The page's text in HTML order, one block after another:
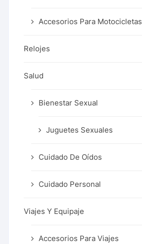
Accesorios Para Motocicletas
Relojes
Salud
Bienestar Sexual
Juguetes Sexuales
Cuidado De Oídos
Cuidado Personal
Viajes Y Equipaje
Accesorios Para Viajes